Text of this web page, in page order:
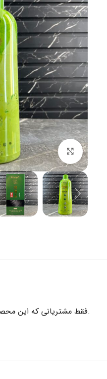
بزرگنمایی تصویر
.فقط مشتریانی که این